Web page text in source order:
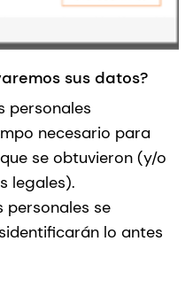
sus datos?
personales
necesario para
se obtuvieron (y/o
legales).
personales se
lo antes